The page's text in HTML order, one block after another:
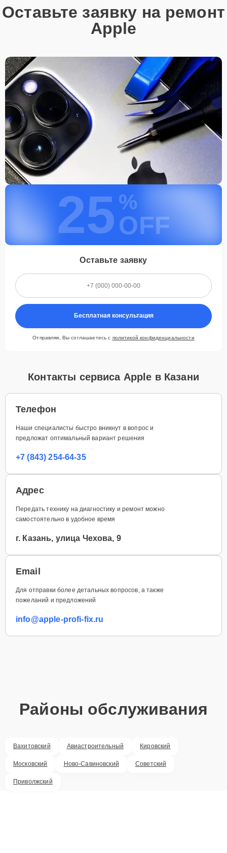
Оставьте заявку на ремонт
Apple
25 %
OFF
Оставьте заявку
Бесплатная консультация
Отправляя, Вы соглашаетесь с политикой конфиденциальности
Контакты сервиса Apple в Казани
Телефон
Наши специалисты быстро вникнут в вопрос и
предложат оптимальный вариант решения
+7 (843) 254-64-35
Адрес
Передать технику на диагностику и ремонт можно
самостоятельно в удобное время
г. Казань, улица Чехова, 9
Email
Для отправки более детальных вопросов, а также
пожеланий и предложений
info@apple-profi-fix.ru
Районы обслуживания
Вахитовский Авиастроительный Кировский
Московский Ново-Савиновский Советский
Приволжский